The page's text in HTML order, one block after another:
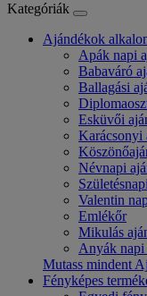
Kategóriák
Ajándékok
Apák napi
Babaváró
Ballagási
Esküvői
Karácsonyi
Névnapi
Valentin
Emlékőr
Mikulás
Anyák napi
Mutass mindent
Fényképes